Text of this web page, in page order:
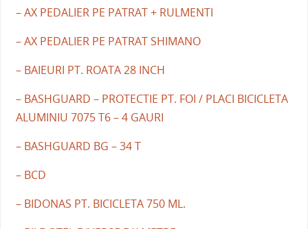
– AX PEDALIER PE PATRAT + RULMENTI
– AX PEDALIER PE PATRAT SHIMANO
– BAIEURI PT. ROATA 28 INCH
– BASHGUARD – PROTECTIE PT. FOI / PLACI BICICLETA
ALUMINIU 7075 T6 – 4 GAURI
– BASHGUARD BG – 34 T
– BCD
– BIDONAS PT. BICICLETA 750 ML.